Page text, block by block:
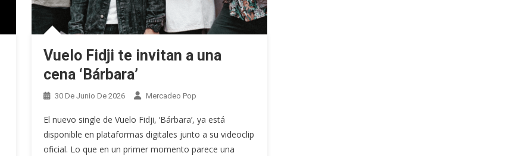
Vuelo Fidji te invitan a una
cena ‘Bárbara’
30 De Junio De 2026 Mercadeo Pop
El nuevo single de Vuelo Fidji, ‘Bárbara’, ya está
disponible en plataformas digitales junto a su videoclip
oficial. Lo que en un primer momento parece una